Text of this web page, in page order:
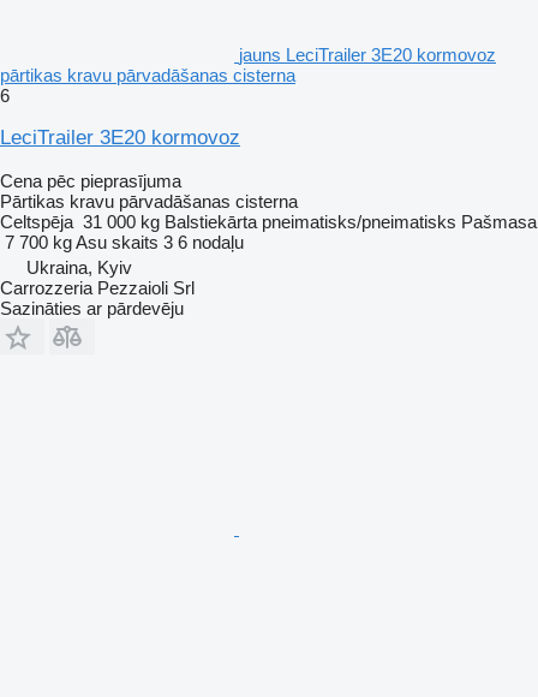
jauns LeciTrailer 3E20 kormovoz
pārtikas kravu pārvadāšanas cisterna
6
LeciTrailer 3E20 kormovoz
Cena pēc pieprasījuma
Pārtikas kravu pārvadāšanas cisterna
Celtspēja 31 000 kg Balstiekārta pneimatisks/pneimatisks Pašmasa
7 700 kgAsu skaits 3 6 nodaļu
Ukraina, Kyiv
Carrozzeria Pezzaioli Srl
Sazināties ar pārdevēju